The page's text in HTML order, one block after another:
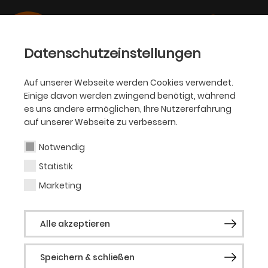
Datenschutzeinstellungen
Auf unserer Webseite werden Cookies verwendet.
Einige davon werden zwingend benötigt, während
es uns andere ermöglichen, Ihre Nutzererfahrung
auf unserer Webseite zu verbessern.
Notwendig
Statistik
Marketing
Alle akzeptieren
Speichern & schließen
OPER
Jens Kilian
Ausstattung (Bühne)
Jens Kilian studierte an der
Kunsthochschule Berlin Weißensee und
verließ 1984 die DDR. 1985–1990 war er
Assistent an der Deutschen Oper Berlin